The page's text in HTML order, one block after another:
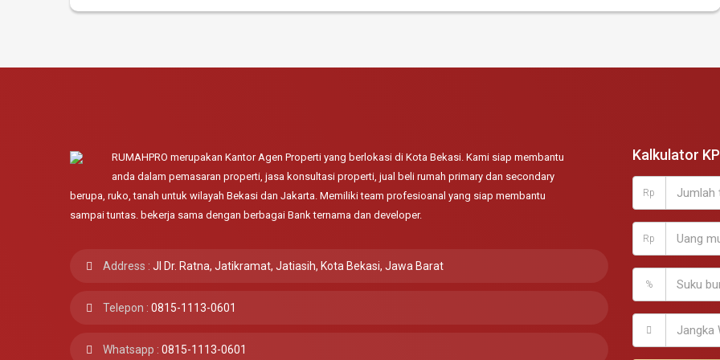
RUMAHPRO merupakan Kantor Agen Properti yang berlokasi di Kota Bekasi. Kami siap membantu
anda dalam pemasaran properti, jasa konsultasi properti, jual beli rumah primary dan secondary
berupa, ruko, tanah untuk wilayah Bekasi dan Jakarta. Memiliki team profesioanal yang siap membantu
sampai tuntas. bekerja sama dengan berbagai Bank ternama dan developer.
Address : Jl Dr. Ratna, Jatikramat, Jatiasih, Kota Bekasi, Jawa Barat
Telepon : 0815-1113-0601
Whatsapp : 0815-1113-0601
Kalkulator
Rp
Rp
%